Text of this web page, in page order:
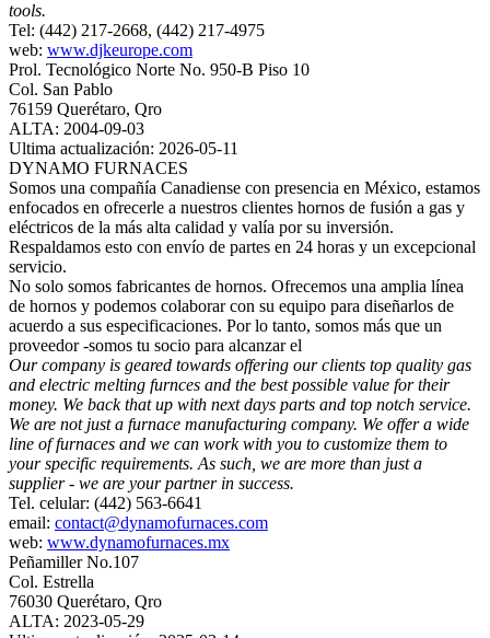
tools.
Tel: (442) 217-2668, (442) 217-4975
web: www.djkeurope.com
Prol. Tecnológico Norte No. 950-B Piso 10
Col. San Pablo
76159 Querétaro, Qro
ALTA: 2004-09-03
Ultima actualización: 2026-05-11
DYNAMO FURNACES
Somos una compañía Canadiense con presencia en México, estamos
enfocados en ofrecerle a nuestros clientes hornos de fusión a gas y
eléctricos de la más alta calidad y valía por su inversión.
Respaldamos esto con envío de partes en 24 horas y un excepcional
servicio.
No solo somos fabricantes de hornos. Ofrecemos una amplia línea
de hornos y podemos colaborar con su equipo para diseñarlos de
acuerdo a sus especificaciones. Por lo tanto, somos más que un
proveedor -somos tu socio para alcanzar el
Our company is geared towards offering our clients top quality gas
and electric melting furnces and the best possible value for their
money. We back that up with next days parts and top notch service.
We are not just a furnace manufacturing company. We offer a wide
line of furnaces and we can work with you to customize them to
your specific requirements. As such, we are more than just a
supplier - we are your partner in success.
Tel. celular: (442) 563-6641
email: contact@dynamofurnaces.com
web: www.dynamofurnaces.mx
Peñamiller No.107
Col. Estrella
76030 Querétaro, Qro
ALTA: 2023-05-29